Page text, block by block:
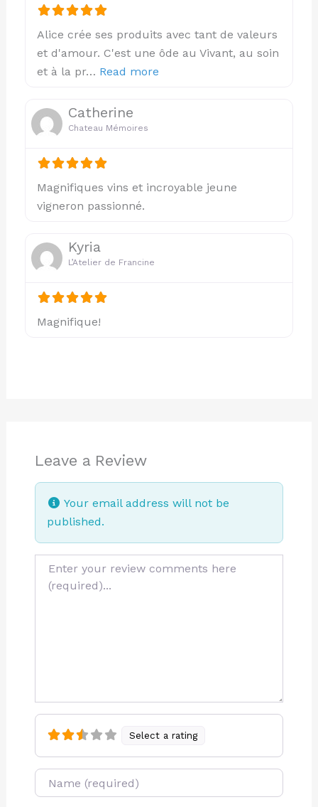
Alice crée ses produits avec tant de valeurs
et d'amour. C'est une ôde au Vivant, au soin
et à la pr… Read moreabout this listing
Catherine
Chateau Mémoires
Magnifiques vins et incroyable jeune
vigneron passionné.
Kyria
L’Atelier de Francine
Magnifique!
Leave a Review
Your email address will not be
published.
Select a rating
Name